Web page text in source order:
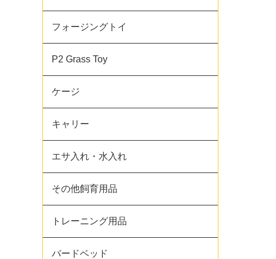
フォージングトイ
P2 Grass Toy
ケージ
キャリー
エサ入れ・水入れ
その他飼育用品
トレーニング用品
バードベッド